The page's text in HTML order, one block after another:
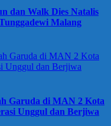
dan Walk Dies Natalis
Malang
Garuda di MAN 2 Kota
Unggul dan Berjiwa